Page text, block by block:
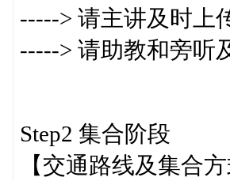
-----> 请主讲及时上
-----> 请助教和旁听
Step2 集合阶段
【交通路线及集合方